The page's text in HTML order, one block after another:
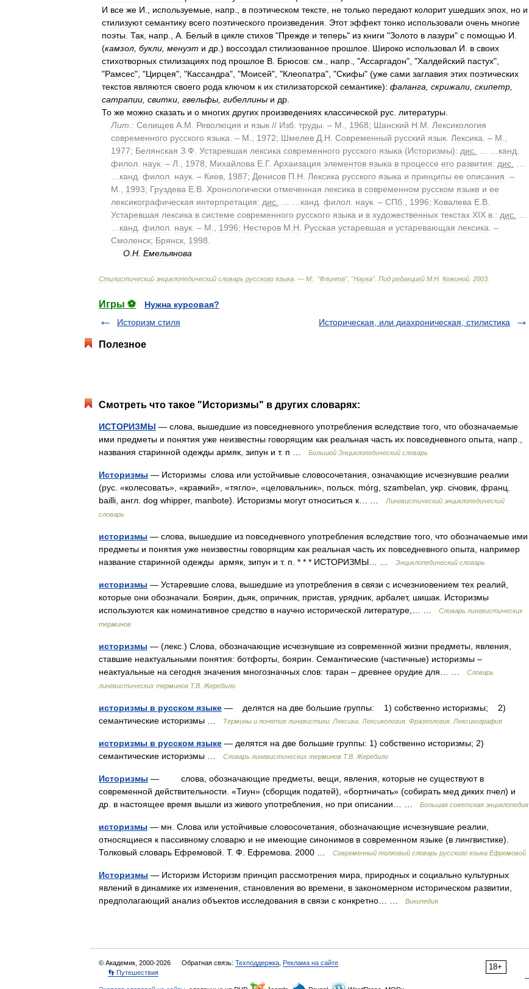
И все же И используемые напр в поэтическом тексте не только передают колорит ушедших эпох но и
стилизуют семантику всего поэтического произведения Этот эффект тонко использовали очень многие
поэты Так напр А Белый в цикле стихов "Прежде и теперь" из книги "Золото в лазури" с помощью И
(камзол букли менуэт и др .) воссоздал стилизованное прошлое Широко использовал И в своих
стихотворных стилизациях под прошлое В Брюсов: см напр ., "Ассаргадон", "Халдейский пастух",
"Рамсес", "Цирцея", "Кассандра", "Моисей", "Клеопатра", "Скифы" (уже сами заглавия этих поэтических
текстов являются своего рода ключом к их стилизаторской семантике): фаланга скрижали скипетр
сатрапии свитки гвельфы гибеллины и др
То же можно сказать и о многих других произведениях классической рус литературы
Лит : Селищев А М Революция и язык // Изб труды . – М 1968; Шанский Н М
Лексикология
современного русского языка . – М 1972; Шмелев Д Н Современный русский язык Лексика . – М
1977; Белянская З Ф Устаревшая лексика современного русского языка (Историзмы): дис канд
филол наук . – Л 1978; Михайлова Е Г. Архаизация элементов языка в процессе его развития: дис
канд филол наук . – Киев 1987; Денисов П Н Лексика русского языка и принципы ее описания . –
М
1993; Груздева Е В Хронологически отмеченная лексика в современном русском языке и ее
лексикографическая интерпретация: дис канд филол наук . – СПб 1996; Ковалева Е В
Устаревшая лексика в системе современного русского языка и в художественных текстах XIX в : дис
канд филол наук . – М 1996; Нестеров М Н Русская устаревшая и устаревающая лексика . –
Смоленск; Брянск 1998
О Н Емельянова
Стилистический энциклопедический словарь русского языка . — М: . "Флинта", "Наука". Под редакцией М Н Кожиной 2003
Игры ⚽
Нужна курсовая?
Историзм стиля
Историческая, или диахроническая, стилистика
Полезное
Смотреть что такое "Историзмы" в других словарях:
ИСТОРИЗМЫ — слова, вышедшие из повседневного употребления вследствие того, что обозначаемые
ими предметы и понятия уже неизвестны говорящим как реальная часть их повседневного опыта, напр.,
названия старинной одежды армяк, зипун и т. п …
Большой Энциклопедический словарь
Историзмы — Историзмы слова или устойчивые словосочетания, означающие исчезнувшие реалии
(рус. «колесовать», «кравчий», «тягло», «целовальник», польск. mórg, szambelan, укр. січовик, франц.
bailli, англ. dog whipper, manbote). Историзмы могут относиться к… …
Лингвистический энциклопедический
словарь
историзмы — слова, вышедшие из повседневного употребления вследствие того, что обозначаемые ими
предметы и понятия уже неизвестны говорящим как реальная часть их повседневного опыта, например
название старинной одежды армяк, зипун и т. п. * * * ИСТОРИЗМЫ… …
Энциклопедический словарь
историзмы — Устаревшие слова, вышедшие из употребления в связи с исчезниовением тех реалий,
которые они обозначали. Боярин, дьяк, опричник, пристав, урядник, арбалет, шишак. Историзмы
используются как номинативное средство в научно исторической литературе,… …
Словарь лингвистических
терминов
историзмы — (лекс.) Слова, обозначающие исчезнувшие из современной жизни предметы, явления,
ставшие неактуальными понятия: ботфорты, боярин. Семантические (частичные) историзмы –
неактуальные на сегодня значения многозначных слов: таран – древнее орудие для… …
Словарь
лингвистических терминов Т.В. Жеребило
историзмы в русском языке — делятся на две большие группы: 1) собственно историзмы; 2)
семантические историзмы …
Термины и понятия лингвистики: Лексика. Лексикология. Фразеология. Лексикография
историзмы в русском языке — делятся на две большие группы: 1) собственно историзмы; 2)
семантические историзмы …
Словарь лингвистических терминов Т.В. Жеребило
Историзмы — слова, обозначающие предметы, вещи, явления, которые не существуют в
современной действительности. «Тиун» (сборщик податей), «бортничать» (собирать мед диких пчел) и
др. в настоящее время вышли из живого употребления, но при описании… …
Большая советская энциклопедия
историзмы — мн. Слова или устойчивые словосочетания, обозначающие исчезнувшие реалии,
относящиеся к пассивному словарю и не имеющие синонимов в современном языке (в лингвистике).
Толковый словарь Ефремовой. Т. Ф. Ефремова. 2000 …
Современный толковый словарь русского языка Ефремовой
Историзмы — Историзм Историзм принцип рассмотрения мира, природных и социально культурных
явлений в динамике их изменения, становления во времени, в закономерном историческом развитии,
предполагающий анализ объектов исследования в связи с конкретно… …
Википедия
18+
© Академик, 2000-2026 Обратная связь: Техподдержка Реклама на сайте
👣 Путешествия